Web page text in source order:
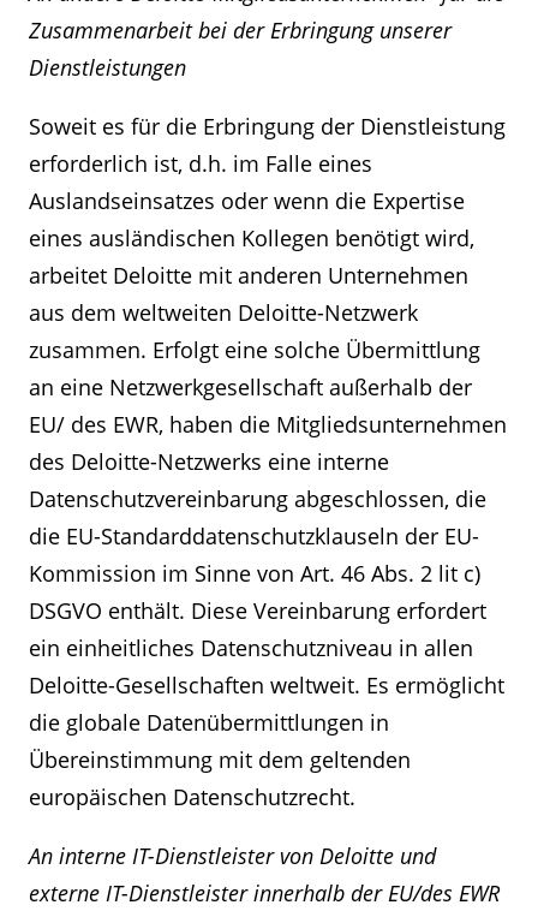
Zusammenarbeit bei der Erbringung unserer
Dienstleistungen
Soweit es für die Erbringung der Dienstleistung
erforderlich ist, d.h. im Falle eines
Auslandseinsatzes oder wenn die Expertise
eines ausländischen Kollegen benötigt wird,
arbeitet Deloitte mit anderen Unternehmen
aus dem weltweiten Deloitte-Netzwerk
zusammen. Erfolgt eine solche Übermittlung
an eine Netzwerkgesellschaft außerhalb der
EU/ des EWR, haben die Mitgliedsunternehmen
des Deloitte-Netzwerks eine interne
Datenschutzvereinbarung abgeschlossen, die
die EU-Standarddatenschutzklauseln der EU-
Kommission im Sinne von Art. 46 Abs. 2 lit c)
DSGVO enthält. Diese Vereinbarung erfordert
ein einheitliches Datenschutzniveau in allen
Deloitte-Gesellschaften weltweit. Es ermöglicht
die globale Datenübermittlungen in
Übereinstimmung mit dem geltenden
europäischen Datenschutzrecht.
An interne IT-Dienstleister von Deloitte und
externe IT-Dienstleister innerhalb der EU/des EWR